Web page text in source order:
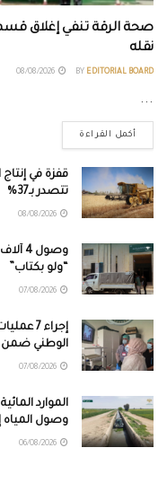
صحة الرقة تنفي إغلاق
نقله
BY EDITORIAL BOARD
...
أكمل القراءة
تتصدر بـ37%
وصول
“ولو بكتاب”
إجراء
الوطني ضمن
الموارد
وصول المياه